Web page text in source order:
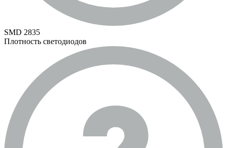
SMD 2835
Плотность светодиодов